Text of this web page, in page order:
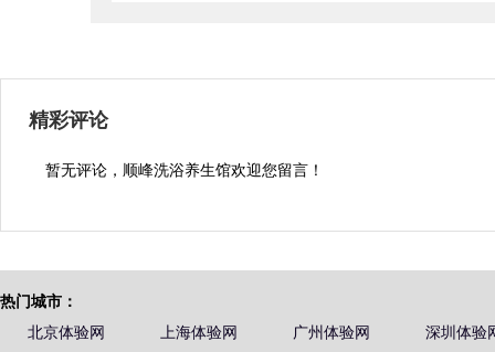
精彩评论
暂无评论，顺峰洗浴养生馆欢迎您留言！
热门城市：
北京体验网
上海体验网 广州体验网 深圳体验